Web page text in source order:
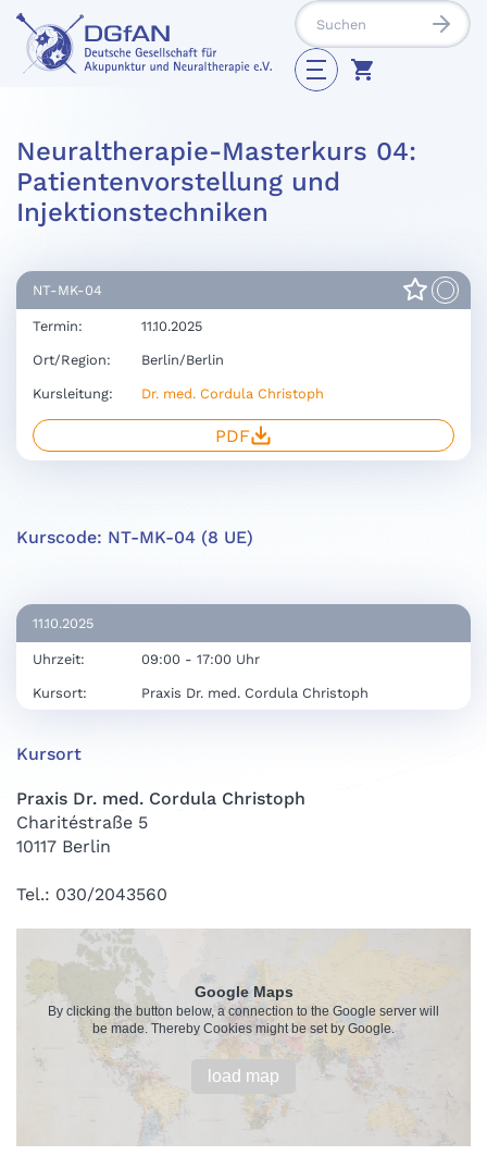
Neuraltherapie-Masterkurs 04:
Patientenvorstellung und
Injektionstechniken
NT-MK-04
Termin: 11.10.2025
Ort/Region: Berlin/Berlin
Kursleitung: Dr. med. Cordula Christoph
PDF
Kurscode: NT-MK-04 (8 UE)
11.10.2025
Uhrzeit: 09:00 - 17:00 Uhr
Kursort: Praxis Dr. med. Cordula Christoph
Kursort
Praxis Dr. med. Cordula Christoph
Charitéstraße 5
10117 Berlin
Tel.: 030/2043560
Google Maps
By clicking the button below, a connection to the Google server will
be made. Thereby Cookies might be set by Google.
load map